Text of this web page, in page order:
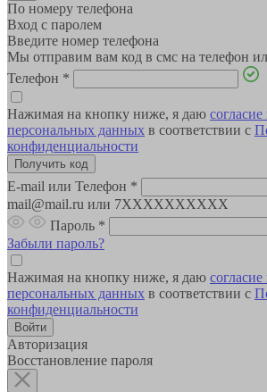
По номеру телефона
Вход с паролем
Введите номер телефона
Мы отправим вам код в смс на телефон
Телефон *
Нажимая на кнопку ниже, я даю
персональных данных в соответствии с
конфиденциальности
E-mail или Телефон *
mail@mail.ru или 7XXXXXXXXXX
Пароль *
Забыли пароль?
Нажимая на кнопку ниже, я даю
персональных данных в соответствии с
конфиденциальности
Авторизация
Восстановление пароля